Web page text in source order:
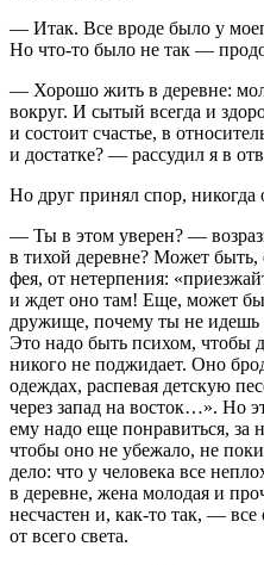
— Итак. Все вроде было у
Но что-то было не так —
— Хорошо жить в деревне:
вокруг. И сытый всегда и
и состоит счастье, в
и достатке? — рассудил я в
Но друг принял спор, никогда
— Ты в этом уверен? —
в тихой деревне? Может
фея, от нетерпения:
и ждет оно там! Еще, может
дружище, почему ты не идешь
Это надо быть психом, чтобы
никого не поджидает. Оно
одеждах, распевая детскую
через запад на восток…». Но
ему надо еще понравиться, за
чтобы оно не убежало, не
дело: что у человека все
в деревне, жена молодая и
несчастен и, как-то так, —
от всего света.